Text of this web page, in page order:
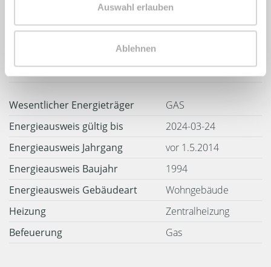
Auswahl erlauben
Ablehnen
Energieverbrauchskennwert
Wesentlicher Energieträger
GAS
Energieausweis gültig bis
2024-03-24
Energieausweis Jahrgang
vor 1.5.2014
Energieausweis Baujahr
1994
Energieausweis Gebäudeart
Wohngebäude
Heizung
Zentralheizung
Befeuerung
Gas